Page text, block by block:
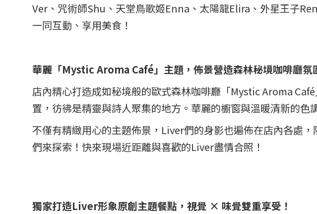
Ver、咒術師Shu、天堂鳥歌姬Enna、太陽龍Elira、外星王子
一同互動、享用美食！
華麗「Mystic Aroma Café」主題，佈景營造森林秘境咖啡廳氛
店內精心打造成如秘境般的歐式森林咖啡廳「Mystic Aroma
置，彷彿是精靈與詩人聚集的地方。華麗的櫥窗與溫暖清新的色
不僅有精緻用心的主題佈景，Liver們的身影也遍佈在店內各處
們來探索！快來現場近距離與喜歡的Liver盡情合照！
獨家打造Liver形象原創主題餐點，視覺 × 味覺雙重享受！